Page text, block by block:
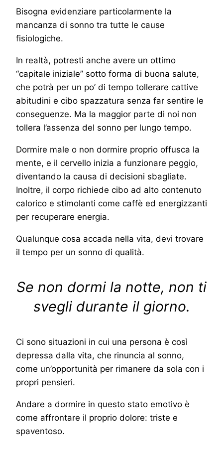
Bisogna evidenziare particolarmente la
mancanza di sonno tra tutte le cause
fisiologiche.
In realtà, potresti anche avere un ottimo
“capitale iniziale” sotto forma di buona salute,
che potrà per un po’ di tempo tollerare cattive
abitudini e cibo spazzatura senza far sentire le
conseguenze. Ma la maggior parte di noi non
tollera l’assenza del sonno per lungo tempo.
Dormire male o non dormire proprio offusca la
mente, e il cervello inizia a funzionare peggio,
diventando la causa di decisioni sbagliate.
Inoltre, il corpo richiede cibo ad alto contenuto
calorico e stimolanti come caffè ed energizzanti
per recuperare energia.
Qualunque cosa accada nella vita, devi trovare
il tempo per un sonno di qualità.
Se non dormi la notte, non ti
svegli durante il giorno.
Ci sono situazioni in cui una persona è così
depressa dalla vita, che rinuncia al sonno,
come un’opportunità per rimanere da sola con i
propri pensieri.
Andare a dormire in questo stato emotivo è
come affrontare il proprio dolore: triste e
spaventoso.